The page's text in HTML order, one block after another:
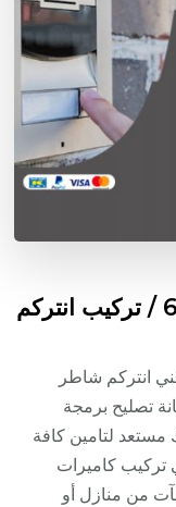
فني انتركم الدوحة / 66428585 / تركيب انتركم
انتركم شاطر
تصليح برمجة
مستعد لتامين كافة
تركيب كاميرات
من منازل أو